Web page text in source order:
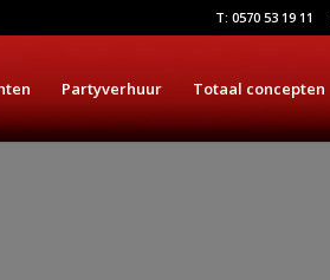
T: 0570 53 19 11
Partyverhuur Totaal concepten